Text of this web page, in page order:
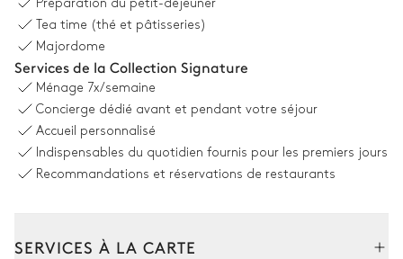
Cheminée
2 Fauteuils
TV
Canapé
Salon 2
Canapé TV
Préparation du petit-déjeuner
Tea time (thé et pâtisseries)
Majordome
Services de la Collection Signature
Ménage 7x/semaine
Concierge dédié avant et pendant votre séjour
Accueil personnalisé
Indispensables du quotidien fournis pour les premiers jours
Recommandations et réservations de restaurants
SERVICES À LA CARTE